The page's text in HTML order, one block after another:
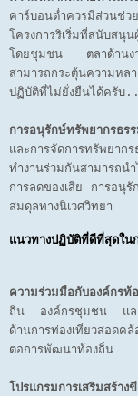
คาร์บอนต่ำควรมีส่วนช่ว
โครงการริเริ่มที่สนับส
โดยชุมชน ตลาด้านง
สามารถกระตุ้นความห
ปฏิบัติที่ไม่ยั่งยืนได้ครับ
การอนุรักษ์ทรัพยากรธร
และการจัดการทรัพยา
ทำงานร่วมกันสามารถน
การลดของเสีย การอนุ
สมดุลทางนิเวศวิทยา
แนวทางปฏิบัติที่ดีที่สุดใ
ความร่วมมือกับองค์กร
ถิ่น องค์กรชุมชน และส
ด้านการท่องเที่ยวสอดค
ต่อการพัฒนาท้องถิ่น
โปรแกรมการเสริมสร้